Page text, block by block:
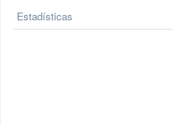
Estadísticas